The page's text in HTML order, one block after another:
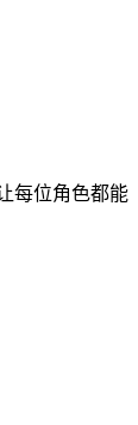
每位角色都能